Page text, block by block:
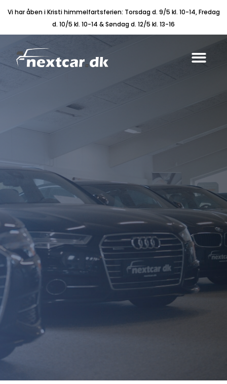
Vi har åben i Kristi himmelfartsferien: Torsdag d. 9/5 kl. 10-14, Fredag
d. 10/5 kl. 10-14 & Søndag d. 12/5 kl. 13-16